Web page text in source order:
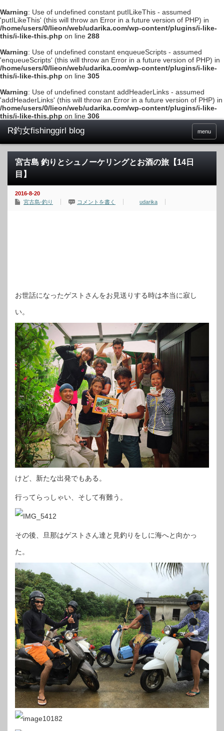
Warning: Use of undefined constant putILikeThis - assumed
'putILikeThis' (this will throw an Error in a future version of PHP) in
/home/users/0/lieon/web/udarika.com/wp-content/plugins/i-like-
this/i-like-this.php on line 288
Warning: Use of undefined constant enqueueScripts - assumed
'enqueueScripts' (this will throw an Error in a future version of PHP) in
/home/users/0/lieon/web/udarika.com/wp-content/plugins/i-like-
this/i-like-this.php on line 305
Warning: Use of undefined constant addHeaderLinks - assumed
'addHeaderLinks' (this will throw an Error in a future version of PHP) in
/home/users/0/lieon/web/udarika.com/wp-content/plugins/i-like-
this/i-like-this.php on line 306
menu
宮古島 釣りとシュノーケリングとお酒の旅【14日
目】
2016-8-20
宮古島-釣り
コメントを書く udarika
お世話になったゲストさんをお見送りする時は本当に寂し
い。
けど、新たな出発でもある。
行ってらっしゃい、そして有難う。
その後、旦那はゲストさん達と見釣りをしに海へと向かっ
た。